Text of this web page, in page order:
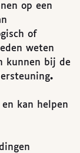
op een
of
weten
kunnen bij de
.
kan helpen